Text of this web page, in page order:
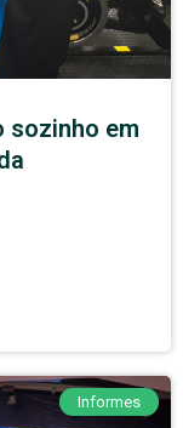
sozinho em
Informes